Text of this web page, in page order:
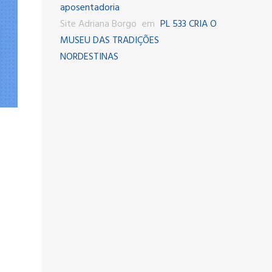
aposentadoria
Site Adriana Borgo em PL 533 CRIA O
MUSEU DAS TRADIÇÕES
NORDESTINAS